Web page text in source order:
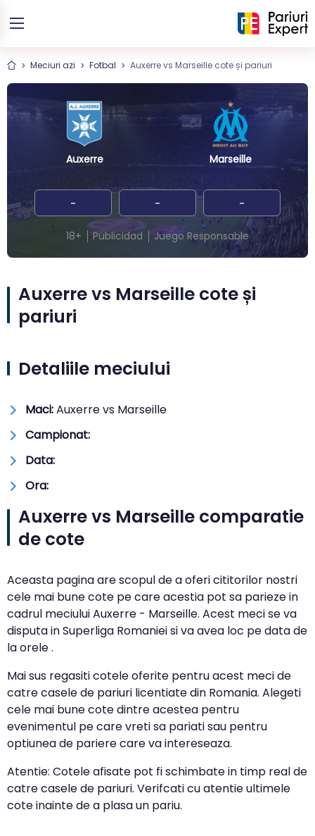
Meciuri azi Fotbal Auxerre vs Marseille cote și pariuri
Auxerre Marseille
- - -
18+ Publicidad Juego Responsable
Auxerre vs Marseille cote și
pariuri
Detaliile meciului
Maci:Auxerre vs Marseille
Campionat:
Data:
Ora:
Auxerre vs Marseille comparatie
de cote
Aceasta pagina are scopul de a oferi cititorilor nostri
cele mai bune cote pe care acestia pot sa parieze in
cadrul meciului Auxerre - Marseille. Acest meci se va
disputa in Superliga Romaniei si va avea loc pe data de
la orele .
Mai sus regasiti cotele oferite pentru acest meci de
catre casele de pariuri licentiate din Romania. Alegeti
cele mai bune cote dintre acestea pentru
evenimentul pe care vreti sa pariati sau pentru
optiunea de pariere care va intereseaza.
Atentie: Cotele afisate pot fi schimbate in timp real de
catre casele de pariuri. Verifcati cu atentie ultimele
cote inainte de a plasa un pariu.